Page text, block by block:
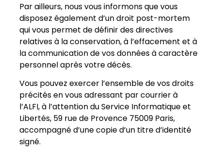
Par ailleurs, nous vous informons que vous
disposez également d’un droit post-mortem
qui vous permet de définir des directives
relatives à la conservation, à l’effacement et à
la communication de vos données à caractère
personnel après votre décès.
Vous pouvez exercer l’ensemble de vos droits
précités en vous adressant par courrier à
l’ALFI, à l’attention du Service Informatique et
Libertés, 59 rue de Provence 75009 Paris,
accompagné d’une copie d’un titre d’identité
signé.